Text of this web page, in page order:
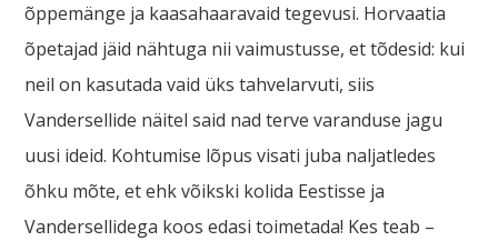
õppemänge ja kaasahaaravaid tegevusi. Horvaatia
õpetajad jäid nähtuga nii vaimustusse, et tõdesid: kui
neil on kasutada vaid üks tahvelarvuti, siis
Vandersellide näitel said nad terve varanduse jagu
uusi ideid. Kohtumise lõpus visati juba naljatledes
õhku mõte, et ehk võikski kolida Eestisse ja
Vandersellidega koos edasi toimetada! Kes teab –